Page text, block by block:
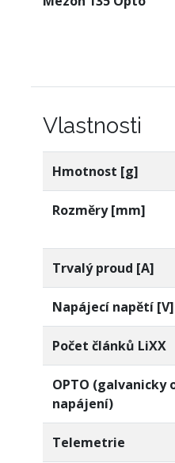
Vlastnosti
Hmotnost [g]
Rozměry [mm]
Trvalý proud [A]
Napájecí napětí [V]
Počet článků LiXX
OPTO (galvanicky
napájení)
Telemetrie